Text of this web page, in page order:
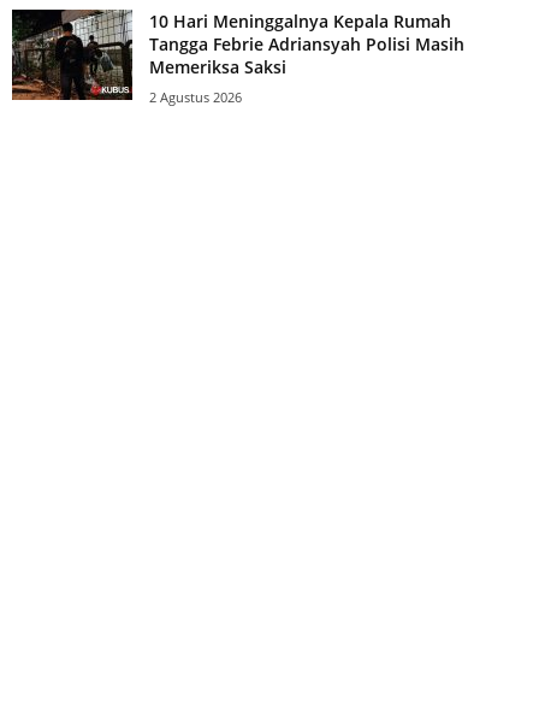
10 Hari Meninggalnya Kepala Rumah
Tangga Febrie Adriansyah Polisi Masih
Memeriksa Saksi
2 Agustus 2026